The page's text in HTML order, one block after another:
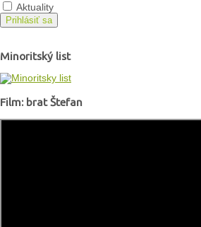
Aktuality
Prihlásiť sa
Minoritský list
Film: brat Štefan